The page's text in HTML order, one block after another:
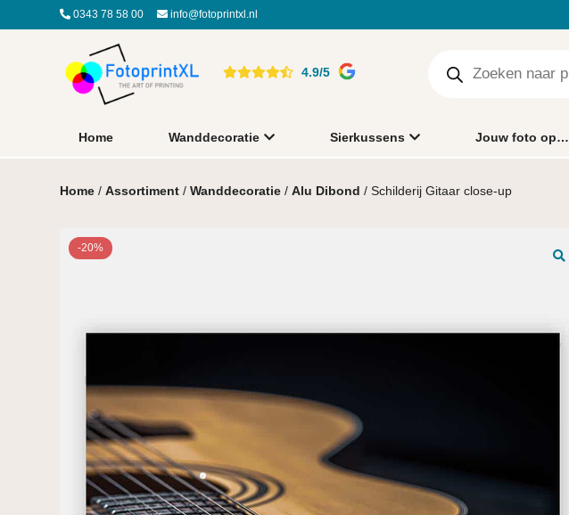
0343 78 58 00 info@fotoprintxl.nl
4.9/5
Home Wanddecoratie Sierkussens Jouw foto op…
Home /Assortiment /Wanddecoratie /Alu Dibond / Schilderij Gitaar close-up
-20%